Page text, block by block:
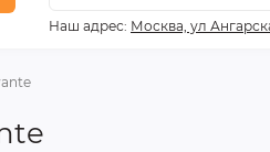
Наш адрес: Москва, ул